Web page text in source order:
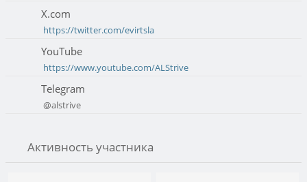
X.com
https://twitter.com/evirtsla
YouTube
https://www.youtube.com/ALStrive
Telegram
@alstrive
Активность участника